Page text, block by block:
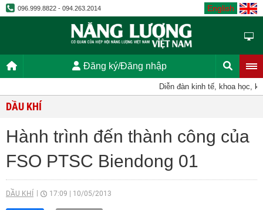
096.999.8822 - 094.263.2014 English
Đăng ký/Đăng nhập
Diễn đàn kinh tế, khoa học, kỹ
DẦU KHÍ
Hành trình đến thành công của
FSO PTSC Biendong 01
DẦU KHÍ 17:09 10/05/2013